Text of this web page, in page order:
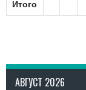
Итого
АВГУСТ 2026